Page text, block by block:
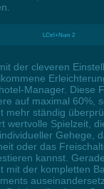
LCtrl+Num 2
der cleveren
Manager. Diese
auf maximal 60%,
mehr ständig
wertvolle Spielzeit,
Gehege,
oder das
kannst.
mit der kompletten